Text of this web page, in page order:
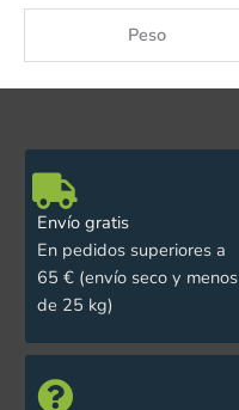
Peso
Envío gratis
En pedidos superiores a
65 € (envío seco y menos
de 25 kg)